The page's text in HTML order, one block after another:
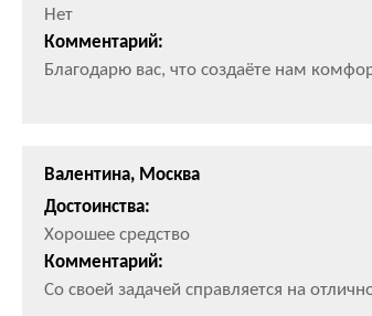
Нет
Комментарий:
Благодарю вас, что создаёте нам
Валентина, Москва
Достоинства:
Хорошее средство
Комментарий:
Со своей задачей справляется на